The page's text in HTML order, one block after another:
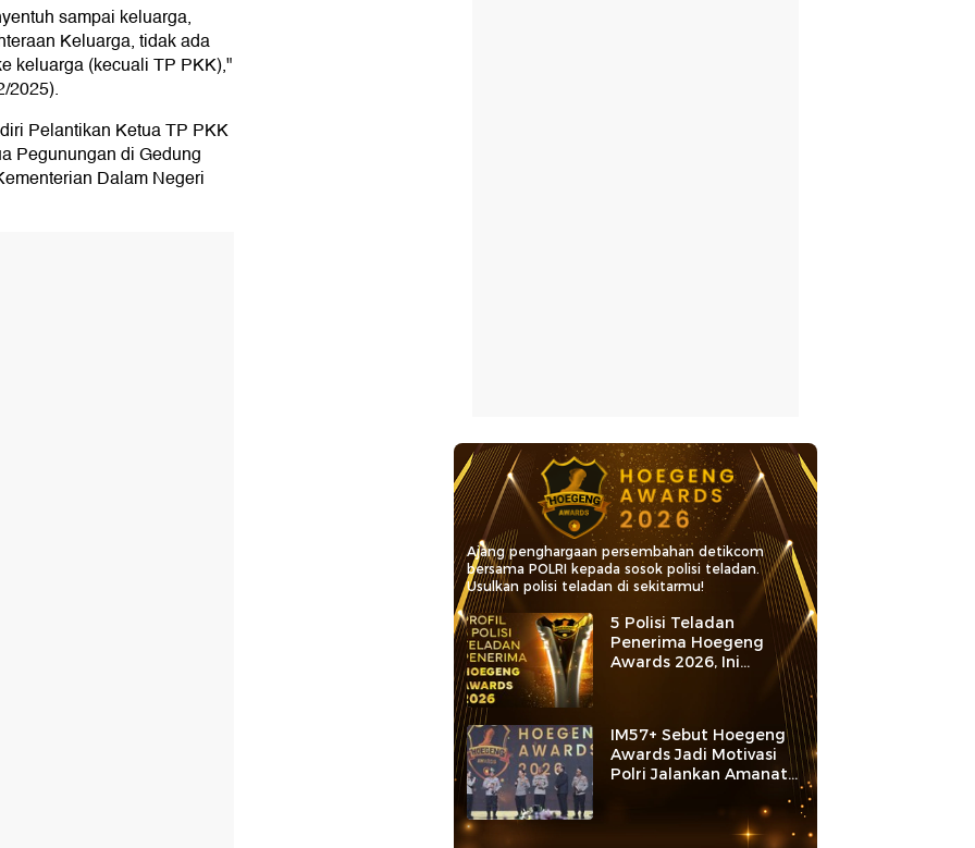
sampai keluarga,
Keluarga, tidak ada
keluarga (kecuali TP PKK),"
2025).
Pelantikan Ketua TP PKK
Pegunungan di Gedung
Dalam Negeri
Ajang penghargaan persembahan detikcom
bersama POLRI kepada sosok polisi teladan.
Usulkan polisi teladan di sekitarmu!
5 Polisi Teladan
Penerima Hoegeng
Awards 2026, Ini
Kategori dan Kiprahnya
IM57+ Sebut Hoegeng
Awards Jadi Motivasi
Polri Jalankan Amanat